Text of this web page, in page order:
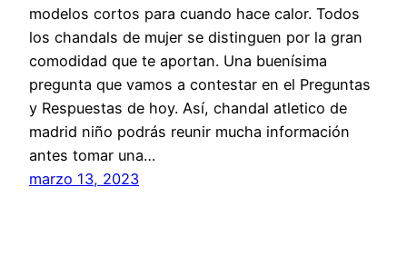
modelos cortos para cuando hace calor. Todos
los chandals de mujer se distinguen por la gran
comodidad que te aportan. Una buenísima
pregunta que vamos a contestar en el Preguntas
y Respuestas de hoy. Así, chandal atletico de
madrid niño podrás reunir mucha información
antes tomar una…
marzo 13, 2023